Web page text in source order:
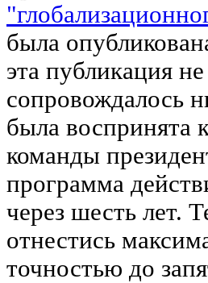
была
эта публикация
сопровождалось
была воспринята
команды
программа
через шесть лет.
отнестись
точностью до